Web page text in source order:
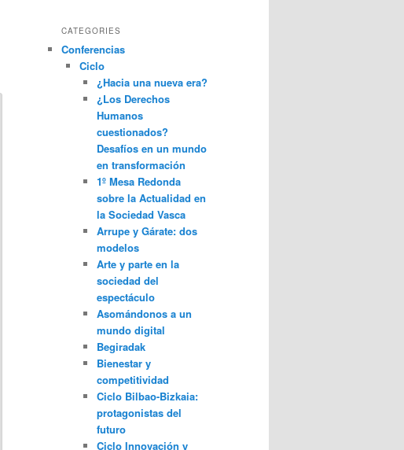
CATEGORIES
Conferencias
Ciclo
¿Hacia una nueva era?
¿Los Derechos
Humanos
cuestionados?
Desafíos en un mundo
en transformación
1º Mesa Redonda
sobre la Actualidad en
la Sociedad Vasca
Arrupe y Gárate: dos
modelos
Arte y parte en la
sociedad del
espectáculo
Asomándonos a un
mundo digital
Begiradak
Bienestar y
competitividad
Ciclo Bilbao-Bizkaia:
protagonistas del
futuro
Ciclo Innovación y